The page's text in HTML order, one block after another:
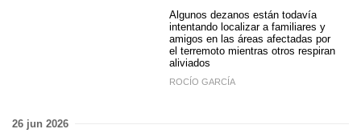
Algunos dezanos están todavía
intentando localizar a familiares y
amigos en las áreas afectadas por
el terremoto mientras otros respiran
aliviados
ROCÍO GARCÍA
26 jun 2026